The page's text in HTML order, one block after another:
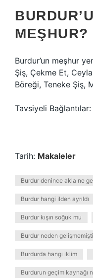
MEŞHUR?
Burdur’un meşhur
Şiş, Çekme Et,
Böreği, Teneke Şiş,
Tavsiyeli Bağlantılar:
Tarih: Makaleler
Burdur denince akla ne
Burdur hangi ilden ayrıldı
Burdur kışın soğuk mu
Burdur neden
Burdurda hangi iklim
Burdurun geçim kaynağı